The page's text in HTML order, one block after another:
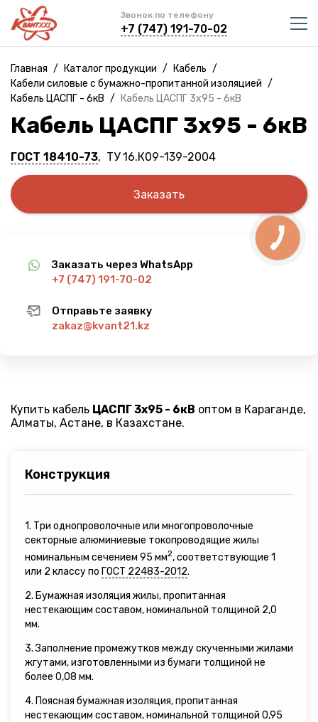
Звонок по телефону
+7 (747) 191-70-02
Главная / Каталог продукции / Кабель /
Кабели силовые с бумажно-пропитанной изоляцией /
Кабель ЦАСПГ - 6кВ / Кабель ЦАСПГ 3х95 - 6кВ
Кабель ЦАСПГ 3х95 - 6кВ
ГОСТ 18410-73, ТУ 16.К09-139-2004
Заказать
Заказать через WhatsApp
+7 (747) 191-70-02
Отправьте заявку
zakaz@kvant21.kz
Купить кабель ЦАСПГ 3х95 - 6кВ оптом в Караганде,
Алматы, Астане, в Казахстане.
Конструкция
1. Три однопроволочные или многопроволочные
секторные алюминиевые токопроводящие жилы
номинальным сечением 95 мм2, соответствующие 1
или 2 классу по ГОСТ 22483-2012.
2. Бумажная изоляция жилы, пропитанная
нестекающим составом, номинальной толщиной 2,0
мм.
3. Заполнение промежутков между скученными жилами
жгутами, изготовленными из бумаги толщиной не
более 0,08 мм.
4. Поясная бумажная изоляция, пропитанная
нестекающим составом, номинальной толщиной 0,95